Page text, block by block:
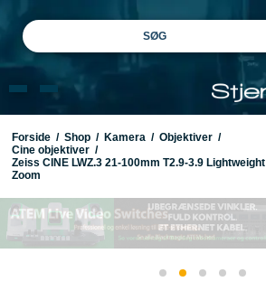
SØG
Forside / Shop / Kamera / Objektiver /
Cine objektiver /
Zeiss CINE LWZ.3 21-100mm T2.9-3.9 Lightweight
Zoom